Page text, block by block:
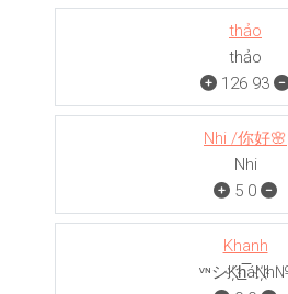
thảo
thảo
126 93
Nhi /你好🌸
Nhi
5 0
Khanh
ᵛᶰシ